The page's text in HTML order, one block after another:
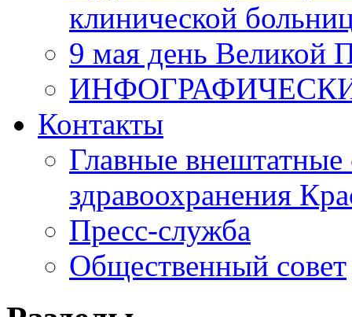
клинической
9 мая день Великой
Контакты
Главные внештатные
здравоохранения
Пресс-служба
Общественный совет